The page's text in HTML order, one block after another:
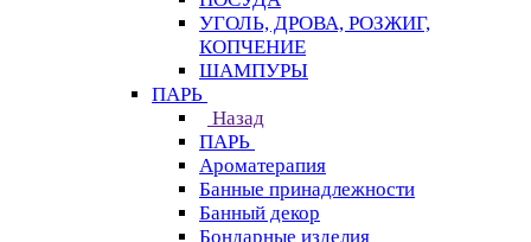
УГОЛЬ, ДРОВА, РОЗЖИГ,
КОПЧЕНИЕ
ШАМПУРЫ
ПАРЬ
Назад
ПАРЬ
Ароматерапия
Банные принадлежности
Банный декор
Бондарные изделия